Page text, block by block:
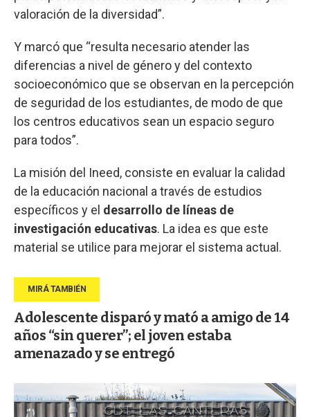
valoración de la diversidad”.
Y marcó que “resulta necesario atender las
diferencias a nivel de género y del contexto
socioeconómico que se observan en la percepción
de seguridad de los estudiantes, de modo de que
los centros educativos sean un espacio seguro
para todos”.
La misión del Ineed, consiste en evaluar la calidad
de la educación nacional a través de estudios
específicos y el desarrollo de líneas de
investigación educativas. La idea es que este
material se utilice para mejorar el sistema actual.
Adolescente disparó y mató a amigo de 14
años “sin querer”; el joven estaba
amenazado y se entregó